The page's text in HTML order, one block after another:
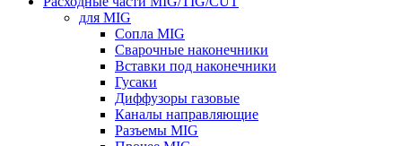
для MIG
Сопла MIG
Сварочные наконечники
Вставки под наконечники
Гусаки
Диффузоры газовые
Каналы направляющие
Разъемы MIG